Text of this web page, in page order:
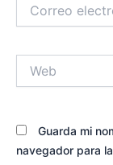
electrónico*
Guarda mi
navegador para